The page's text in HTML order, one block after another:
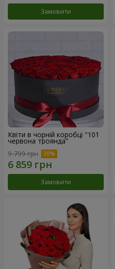
Замовити
Квіти в чорній коробці "101
червона троянда"
9 799 грн
Замовити